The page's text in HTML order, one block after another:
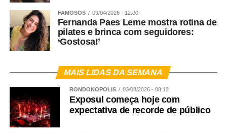
FAMOSOS 09/04/2026 - 12:00
Fernanda Paes Leme mostra rotina de
pilates e brinca com seguidores:
‘Gostosa!’
MAIS LIDAS DA SEMANA
RONDONÓPOLIS 03/08/2026 - 08:12
Exposul começa hoje com
expectativa de recorde de público